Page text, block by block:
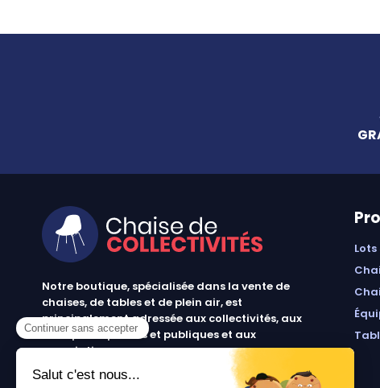
Notre boutique, spécialisée dans la vente de
chaises, de tables et de plein air, est
principalement adressée aux collectivités, aux
entreprises privées et publiques et aux
associations.
Infos et contact au